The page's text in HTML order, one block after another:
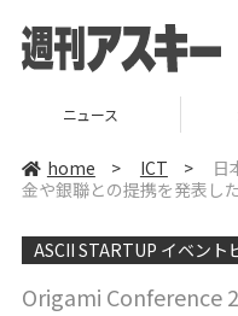
ガジェット
home > ICT >
日
金や銀聯との提携を発表し
ASCII STARTUP イベント
Origami Conference